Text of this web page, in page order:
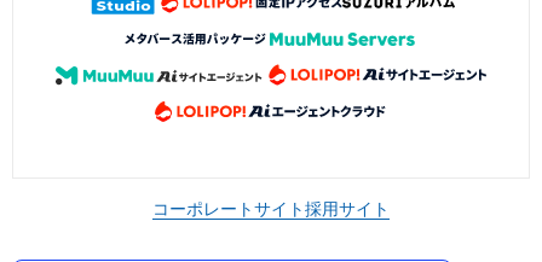
コーポレートサイト採用サイト